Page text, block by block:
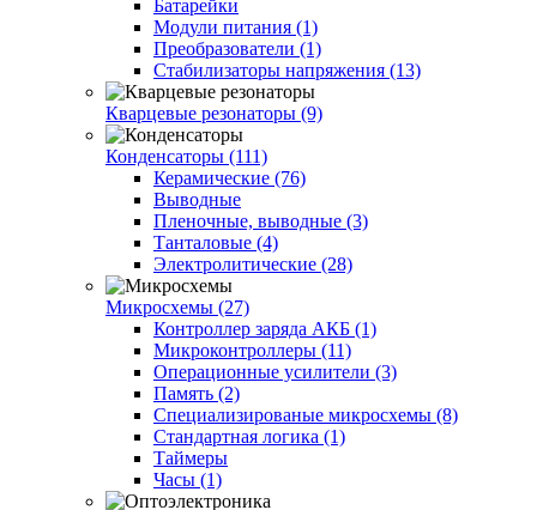
Батарейки
Модули питания (1)
Преобразователи (1)
Стабилизаторы напряжения (13)
Кварцевые резонаторы (9)
Конденсаторы (111)
Керамические (76)
Выводные
Пленочные, выводные (3)
Танталовые (4)
Электролитические (28)
Микросхемы (27)
Контроллер заряда АКБ (1)
Микроконтроллеры (11)
Операционные усилители (3)
Память (2)
Специализированые микросхемы (8)
Стандартная логика (1)
Таймеры
Часы (1)